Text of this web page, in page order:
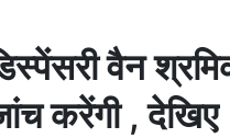
वैन
करेंगी , देखिए